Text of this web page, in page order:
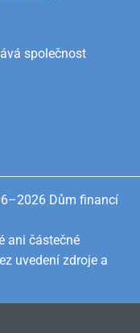
společnost
Dům financí
ani částečné
uvedení zdroje a